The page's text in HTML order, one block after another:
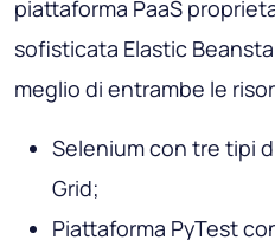
piattaforma PaaS
sofisticata Elastic
meglio di entrambe le
Selenium con tre tipi
Grid;
Piattaforma PyTest